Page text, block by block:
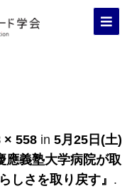
× 558 in 5月25日(土)
應義塾大学病院が取
しさを取り戻す』 .